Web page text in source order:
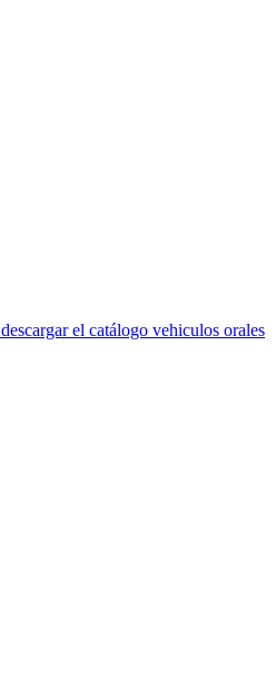
descargar el catálogo vehiculos orales